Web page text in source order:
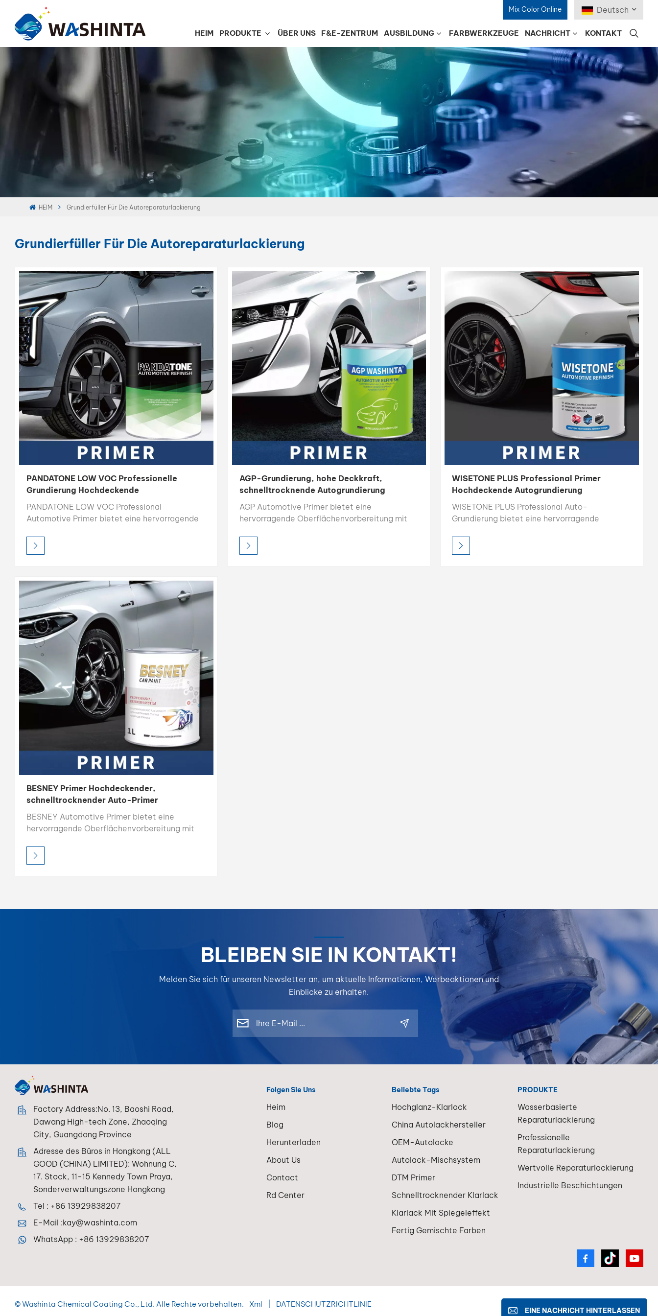
Mix Color Online Deutsch
English
Français
Deutsch
Português
中文
HEIM PRODUKTE ÜBER UNS F&E-ZENTRUM AUSBILDUNG FARBWERKZEUGE NACHRICHT KONTAKT
HEIM Grundierfüller Für Die Autoreparaturlackierung
Grundierfüller Für Die Autoreparaturlackierung
PANDATONE LOW VOC Professionelle
Grundierung Hochdeckende
Autogrundierung
PANDATONE LOW VOC Professional
Automotive Primer bietet eine hervorragende
starker Füllkraft und schneller Trocknungszeit.
Die leicht schleifbare Formel sorgt für eine
Primer wurde für den professionellen Einsatz
entwickelt und schafft eine dauerhafte
Grundlage für eine dauerhafte Lackleistung.
AGP-Grundierung, hohe Deckkraft,
schnelltrocknende Autogrundierung
AGP Automotive Primer bietet eine
hervorragende Oberflächenvorbereitung mit
Trocknungszeit. Die leicht schleifbare Formel
sorgt für eine glatte Basis und verbessert die
WISETONE PLUS Professional Primer
Hochdeckende Autogrundierung
WISETONE PLUS Professional Auto-
Grundierung bietet eine hervorragende
starker Füllkraft und schneller Trocknungszeit.
Die leicht schleifbare Formel sorgt für eine
BESNEY Primer Hochdeckender,
schnelltrocknender Auto-Primer
BESNEY Automotive Primer bietet eine
hervorragende Oberflächenvorbereitung mit
Trocknungszeit. Die leicht schleifbare Formel
sorgt für eine glatte Basis und verbessert die
eine dauerhafte Grundlage für eine dauerhafte
BLEIBEN SIE IN KONTAKT!
Melden Sie sich für unseren Newsletter an, um aktuelle Informationen, Werbeaktionen und
Einblicke zu erhalten.
Factory Address:No. 13, Baoshi Road,
Dawang High-tech Zone, Zhaoqing
City, Guangdong Province
Adresse des Büros in Hongkong (ALL
GOOD (CHINA) LIMITED): Wohnung C,
17. Stock, 11-15 Kennedy Town Praya,
Sonderverwaltungszone Hongkong
Tel : +86 13929838207
E-Mail :kay@washinta.com
WhatsApp : +86 13929838207
PRODUKTE
Wasserbasierte
Reparaturlackierung
Professionelle
Reparaturlackierung
Wertvolle Reparaturlackierung
Industrielle Beschichtungen
Beliebte Tags
Hochglanz-Klarlack
China Autolackhersteller
OEM-Autolacke
Autolack-Mischsystem
DTM Primer
Schnelltrocknender Klarlack
Klarlack Mit Spiegeleffekt
Fertig Gemischte Farben
Folgen Sie Uns
Heim
Blog
Herunterladen
About Us
Contact
Rd Center
© Washinta Chemical Coating Co., Ltd. Alle Rechte vorbehalten. Xml DATENSCHUTZRICHTLINIE
EINE NACHRICHT HINTERLASSEN